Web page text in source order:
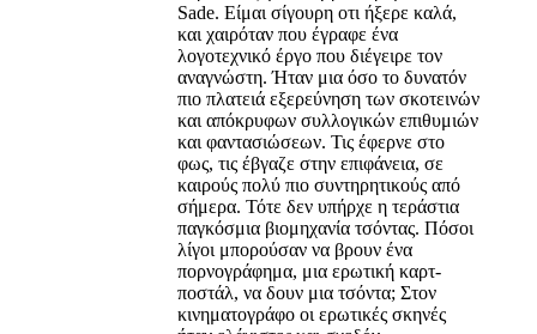
Sade. Είμαι σίγουρη οτι ήξερε καλά,
και χαιρόταν που έγραφε ένα
λογοτεχνικό έργο που διέγειρε τον
αναγνώστη. Ήταν μια όσο το δυνατόν
πιο πλατειά εξερεύνηση των σκοτεινών
και απόκρυφων συλλογικών επιθυμιών
και φαντασιώσεων. Τις έφερνε στο
φως, τις έβγαζε στην επιφάνεια, σε
καιρούς πολύ πιο συντηρητικούς από
σήμερα. Τότε δεν υπήρχε η τεράστια
παγκόσμια βιομηχανία τσόντας. Πόσοι
λίγοι μπορούσαν να βρουν ένα
πορνογράφημα, μια ερωτική καρτ-
ποστάλ, να δουν μια τσόντα; Στον
κινηματογράφο οι ερωτικές σκηνές